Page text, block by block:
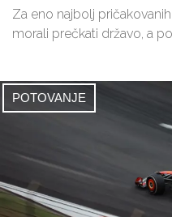
Za eno najbolj
morali prečkati državo, a
POTOVANJE